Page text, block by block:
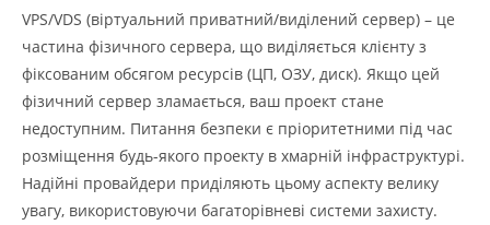
VPS/VDS (віртуальний приватний/виділений сервер) – це
частина фізичного сервера, що виділяється клієнту з
фіксованим обсягом ресурсів (ЦП, ОЗУ, диск). Якщо цей
фізичний сервер зламається, ваш проект стане
недоступним. Питання безпеки є пріоритетними під час
розміщення будь-якого проекту в хмарній інфраструктурі.
Надійні провайдери приділяють цьому аспекту велику
увагу, використовуючи багаторівневі системи захисту.